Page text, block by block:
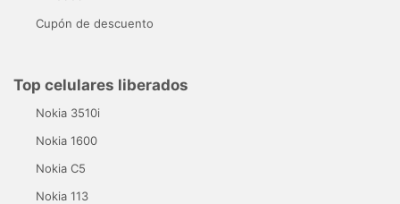
Cupón de descuento
Top celulares liberados
Nokia 3510i
Nokia 1600
Nokia C5
Nokia 113